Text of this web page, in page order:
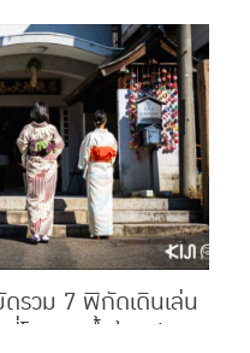
รวม 7 พิกัดเดินเล่น
รงอาบน้ำต้นฉบับ